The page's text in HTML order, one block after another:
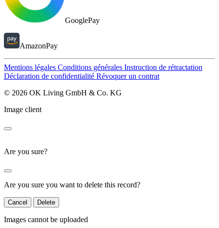
GooglePay
AmazonPay
Mentions légales Conditions générales Instruction de rétractation
Déclaration de confidentialité Révoquer un contrat
© 2026 OK Living GmbH & Co. KG
Image client
Are you sure?
Are you sure you want to delete this record?
Cancel Delete
Images cannot be uploaded